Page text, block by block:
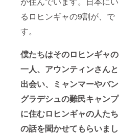
るロヒンギャの9割が、で
す。
僕たちはそのロヒンギャの
一人、アウンティンさんと
出会い、ミャンマーやバン
グラデシュの難民キャンプ
に住むロヒンギャの人たち
の話を聞かせてもらいまし